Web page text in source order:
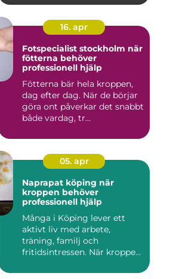
16. apr
Fotspecialist stockholm när
fötterna behöver
professionell hjälp
Fötterna bär hela kroppen,
dag efter dag. När de börjar
göra ont påverkar det snabbt
både vardag, tr...
05. apr
Naprapat köping när
kroppen behöver
professionell hjälp
Många i Köping lever ett
aktivt liv med arbete,
träning, familj och
fritidsintressen. När kroppen